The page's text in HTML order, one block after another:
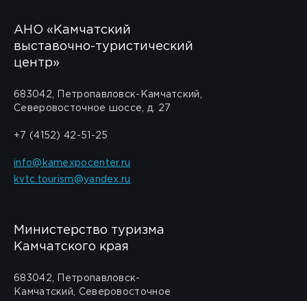
АНО «Камчатский
выставочно-туристический
центр»
683042, Петропавловск-Камчатский,
Северовосточное шоссе, д. 27
+7 (4152) 42-51-25
info@kamexpocenter.ru
kvtc.tourism@yandex.ru
Министерство туризма
Камчатского края
683042, Петропавловск-
Камчатский, Северовосточное